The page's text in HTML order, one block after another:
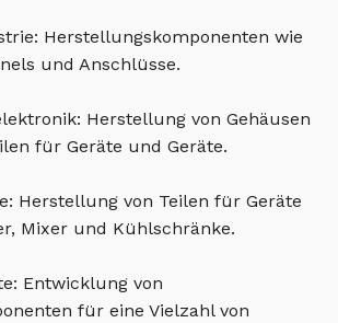
Herstellungskomponenten wie
und Anschlüsse.
Herstellung von Gehäusen
für Geräte und Geräte.
Herstellung von Teilen für Geräte
Mixer und Kühlschränke.
Entwicklung von
für eine Vielzahl von